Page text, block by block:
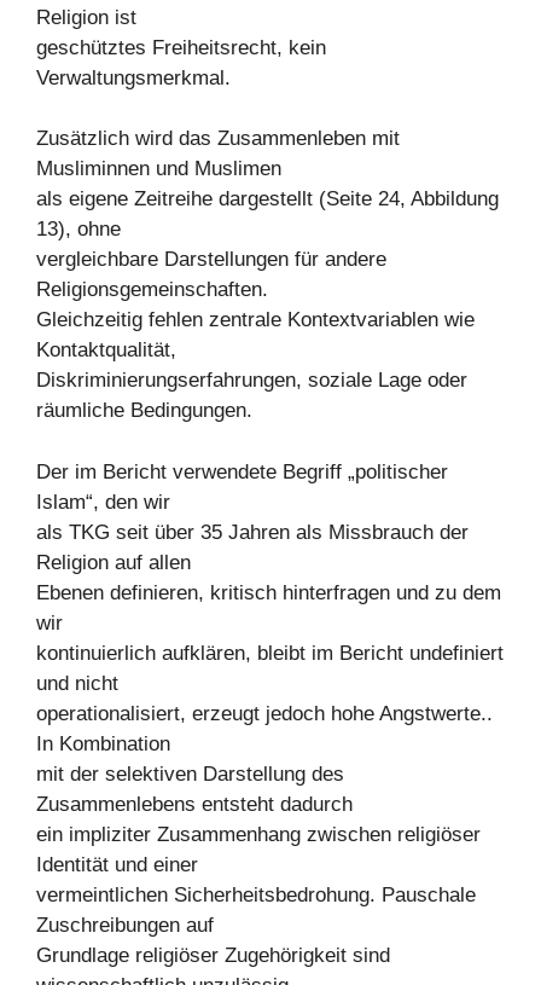
Religion ist
geschütztes Freiheitsrecht, kein
Verwaltungsmerkmal.
Zusätzlich wird das Zusammenleben mit
Musliminnen und Muslimen
als eigene Zeitreihe dargestellt (Seite 24, Abbildung
13), ohne
vergleichbare Darstellungen für andere
Religionsgemeinschaften.
Gleichzeitig fehlen zentrale Kontextvariablen wie
Kontaktqualität,
Diskriminierungserfahrungen, soziale Lage oder
räumliche Bedingungen.
Der im Bericht verwendete Begriff „politischer
Islam“, den wir
als TKG seit über 35 Jahren als Missbrauch der
Religion auf allen
Ebenen definieren, kritisch hinterfragen und zu dem
wir
kontinuierlich aufklären, bleibt im Bericht undefiniert
und nicht
operationalisiert, erzeugt jedoch hohe Angstwerte..
In Kombination
mit der selektiven Darstellung des
Zusammenlebens entsteht dadurch
ein impliziter Zusammenhang zwischen religiöser
Identität und einer
vermeintlichen Sicherheitsbedrohung. Pauschale
Zuschreibungen auf
Grundlage religiöser Zugehörigkeit sind